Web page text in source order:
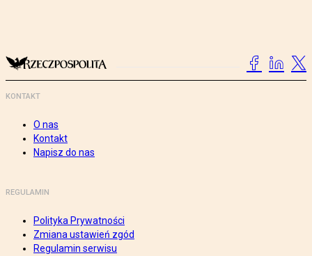
KONTAKT
O nas
Kontakt
Napisz do nas
REGULAMIN
Polityka Prywatności
Zmiana ustawień zgód
Regulamin serwisu